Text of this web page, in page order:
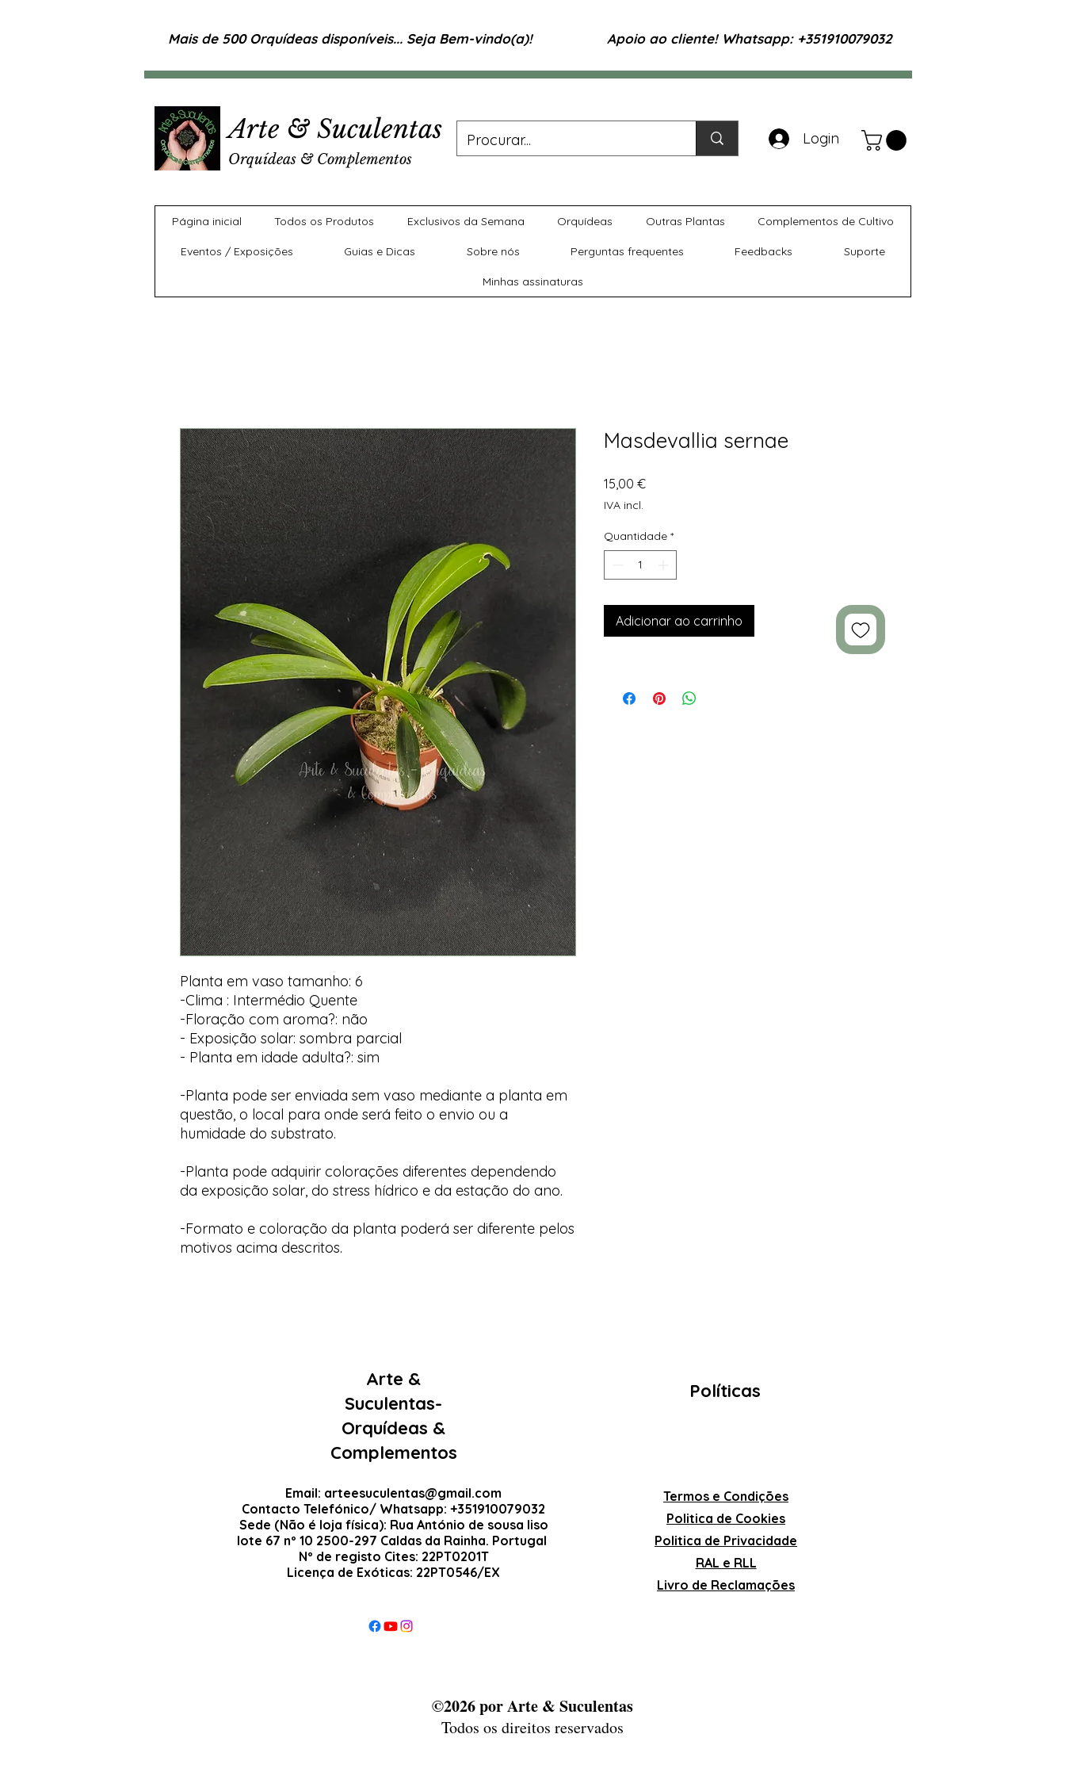
Mais de 500 Orquídeas disponíveis... Seja Bem-vindo(a)! Apoio ao cliente! Whatsapp: +351910079032
Arte & Suculentas
Orquídeas & Complementos
Login
Página inicial Todos os Produtos Exclusivos da Semana Orquídeas Outras Plantas Complementos de Cultivo
Eventos / Exposições Guias e Dicas Sobre nós Perguntas frequentes Feedbacks Suporte
Minhas assinaturas
Planta em vaso tamanho: 6
-Clima : Intermédio Quente
-Floração com aroma?: não
- Exposição solar: sombra parcial
- Planta em idade adulta?: sim
-Planta pode ser enviada sem vaso mediante a planta em
questão, o local para onde será feito o envio ou a
humidade do substrato.
-Planta pode adquirir colorações diferentes dependendo
da exposição solar, do stress hídrico e da estação do ano.
-Formato e coloração da planta poderá ser diferente pelos
motivos acima descritos.
Masdevallia sernae
15,00 €Preço
IVA incl.
Quantidade *
Adicionar ao carrinho
Arte &
Suculentas-
Orquídeas &
Complementos
Email: arteesuculentas@gmail.com
Contacto Telefónico/ Whatsapp: +351910079032
Sede (Não é loja física): Rua António de sousa liso
lote 67 nº 10 2500-297 Caldas da Rainha. Portugal
Nº de registo Cites: 22PT0201T
Licença de Exóticas: 22PT0546/EX
Políticas
Termos e Condições
Politica de Cookies
Politica de Privacidade
RAL e RLL
Livro de Reclamações
©2026 por Arte & Suculentas
Todos os direitos reservados